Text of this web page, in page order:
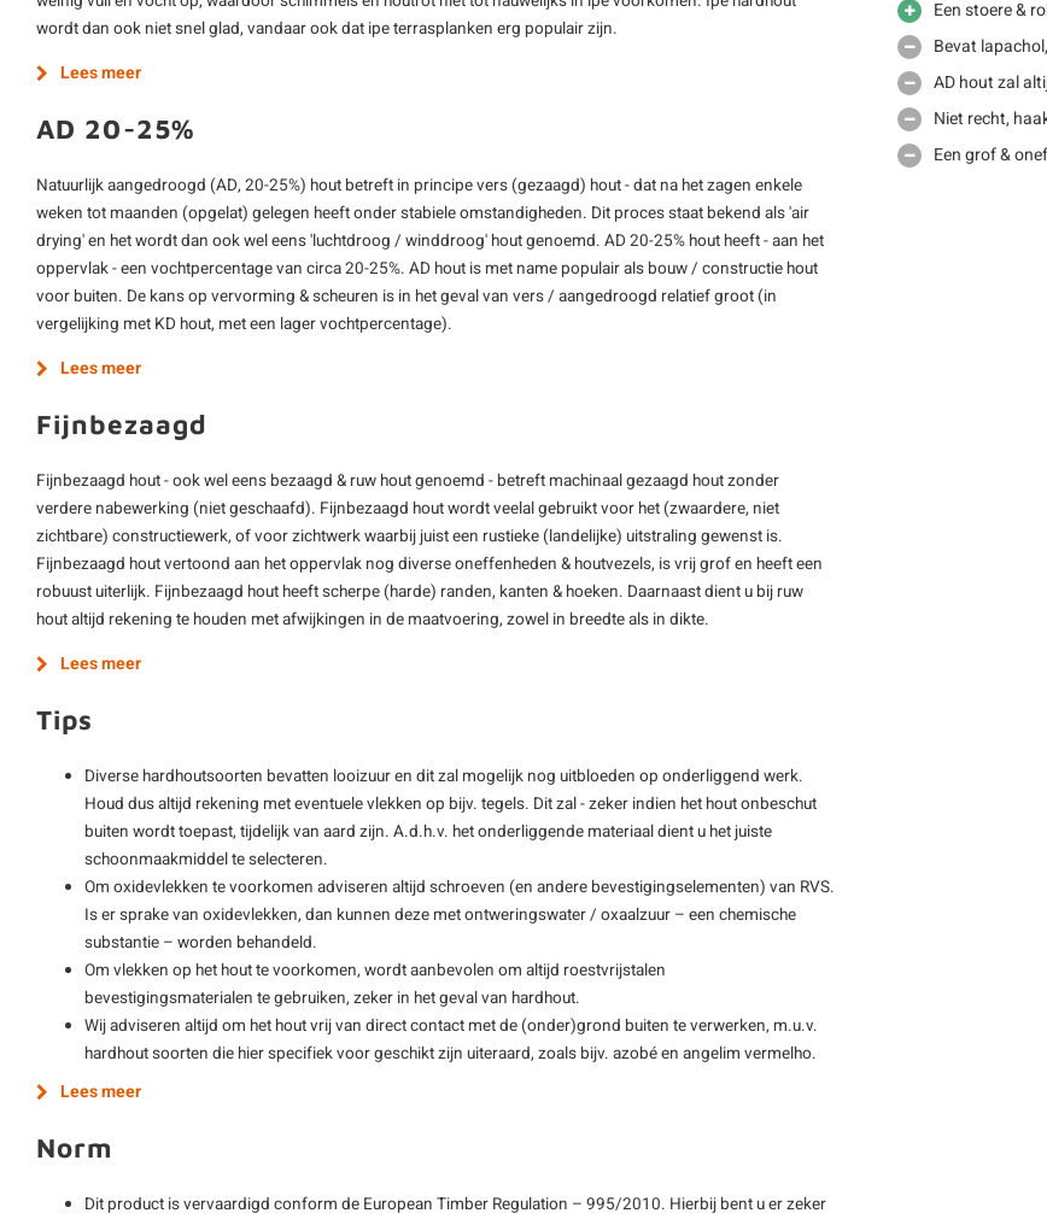
wordt dan ook niet snel glad, vandaar ook dat ipe terrasplanken erg populair zijn.
Lees meer
AD 20-25%
Natuurlijk aangedroogd (AD, 20-25%) hout betreft in principe vers (gezaagd) hout - dat na het zagen enkele
weken tot maanden (opgelat) gelegen heeft onder stabiele omstandigheden. Dit proces staat bekend als 'air
drying' en het wordt dan ook wel eens 'luchtdroog / winddroog' hout genoemd. AD 20-25% hout heeft - aan het
oppervlak - een vochtpercentage van circa 20-25%. AD hout is met name populair als bouw / constructie hout
voor buiten. De kans op vervorming & scheuren is in het geval van vers / aangedroogd relatief groot (in
vergelijking met KD hout, met een lager vochtpercentage).
Lees meer
Fijnbezaagd
Fijnbezaagd hout - ook wel eens bezaagd & ruw hout genoemd - betreft machinaal gezaagd hout zonder
verdere nabewerking (niet geschaafd). Fijnbezaagd hout wordt veelal gebruikt voor het (zwaardere, niet
zichtbare) constructiewerk, of voor zichtwerk waarbij juist een rustieke (landelijke) uitstraling gewenst is.
Fijnbezaagd hout vertoond aan het oppervlak nog diverse oneffenheden & houtvezels, is vrij grof en heeft een
robuust uiterlijk. Fijnbezaagd hout heeft scherpe (harde) randen, kanten & hoeken. Daarnaast dient u bij ruw
hout altijd rekening te houden met afwijkingen in de maatvoering, zowel in breedte als in dikte.
Lees meer
Tips
Diverse hardhoutsoorten bevatten looizuur en dit zal mogelijk nog uitbloeden op onderliggend werk.
Houd dus altijd rekening met eventuele vlekken op bijv. tegels. Dit zal - zeker indien het hout onbeschut
buiten wordt toepast, tijdelijk van aard zijn. A.d.h.v. het onderliggende materiaal dient u het juiste
schoonmaakmiddel te selecteren.
Om oxidevlekken te voorkomen adviseren altijd schroeven (en andere bevestigingselementen) van RVS.
Is er sprake van oxidevlekken, dan kunnen deze met ontweringswater / oxaalzuur – een chemische
substantie – worden behandeld.
Om vlekken op het hout te voorkomen, wordt aanbevolen om altijd roestvrijstalen
bevestigingsmaterialen te gebruiken, zeker in het geval van hardhout.
Wij adviseren altijd om het hout vrij van direct contact met de (onder)grond buiten te verwerken, m.u.v.
hardhout soorten die hier specifiek voor geschikt zijn uiteraard, zoals bijv. azobé en angelim vermelho.
Lees meer
Norm
Dit product is vervaardigd conform de European Timber Regulation – 995/2010. Hierbij bent u er zeker
Een stoere &
Bevat
AD hout zal
Niet recht,
Een grof &